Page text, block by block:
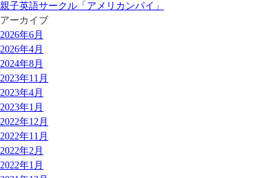
親子英語サークル「アメリカンパイ」
アーカイブ
2026年6月
2026年4月
2024年8月
2023年11月
2023年4月
2023年1月
2022年12月
2022年11月
2022年2月
2022年1月